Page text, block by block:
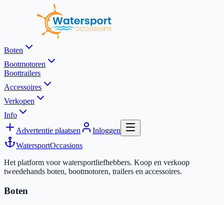
Boten
Bootmotoren
Boottrailers
Accessoires
Verkopen
Info
Advertentie plaatsen
Inloggen
WatersportOccasions
Het platform voor watersportliefhebbers. Koop en verkoop
tweedehands boten, bootmotoren, trailers en accessoires.
Boten